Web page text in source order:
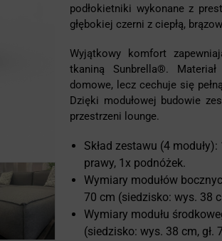
podłokietniki wykonane z
głębokiej czerni z ciepłą,
Wyjątkowy komfort
tkaniną Sunbrella®.
domowe, lecz cechuje się
Dzięki modułowej budowie
przestrzeni lounge.
Skład zestawu (4
prawy, 1x podnóżek.
Wymiary modułów
70 cm (siedzisko: wys. 38
Wymiary modułu
(siedzisko: wys. 38 cm, gł.